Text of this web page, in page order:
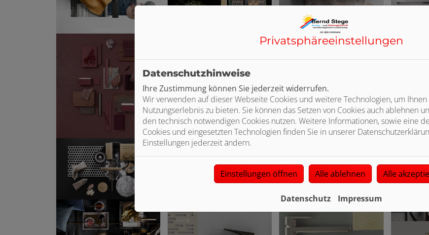
Privatsphäre­einstellungen
Datenschutzhinweise
Ihre Zustimmung können Sie jederzeit widerrufen.
Wir verwenden auf dieser Webseite Cookies und weitere Technologien, um
Nutzungserlebnis zu bieten. Sie können das Setzen von Cookies auch ablehnen
den technisch notwendigen Cookies nutzen. Weitere Informationen, sowie eine
Cookies und eingesetzten Technologien finden Sie in unserer
Einstellungen jederzeit ändern.
Einstellungen öffnen Alle ablehnen Alle
Datenschutz Impressum